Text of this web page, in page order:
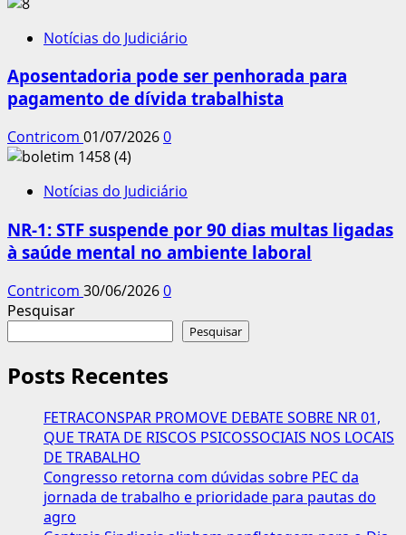
Notícias do Judiciário
Aposentadoria pode ser penhorada para
pagamento de dívida trabalhista
Contricom 01/07/20260
Notícias do Judiciário
NR-1: STF suspende por 90 dias multas ligadas
à saúde mental no ambiente laboral
Contricom 30/06/20260
Pesquisar
Pesquisar
Posts Recentes
FETRACONSPAR PROMOVE DEBATE SOBRE NR 01,
QUE TRATA DE RISCOS PSICOSSOCIAIS NOS LOCAIS
DE TRABALHO
Congresso retorna com dúvidas sobre PEC da
jornada de trabalho e prioridade para pautas do
agro